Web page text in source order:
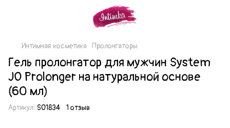
Интимная косметика Пролонгаторы
Гель пролонгатор для мужчин System
JO Prolonger на натуральной основе
(60 мл)
Артикул: SO1834 1 отзыв